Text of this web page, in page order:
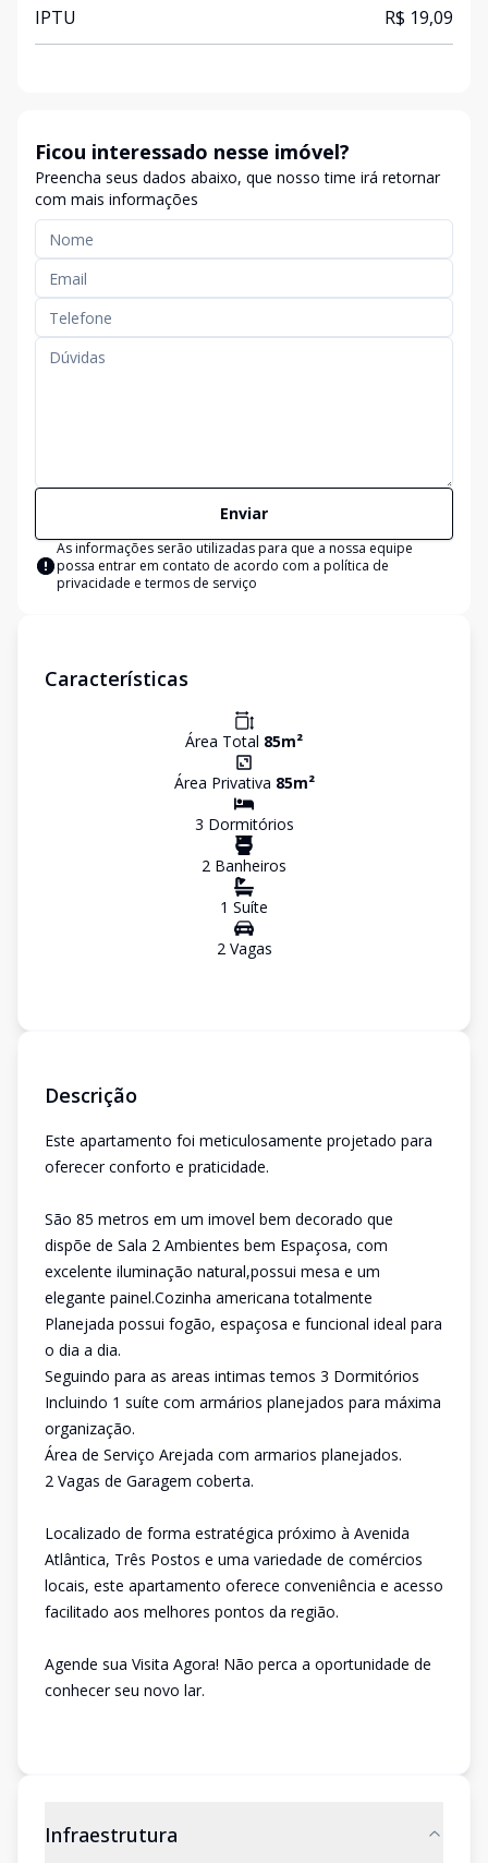
IPTU R$ 19,09
Ficou interessado nesse imóvel?
Preencha seus dados abaixo, que nosso time irá retornar
com mais informações
Enviar
As informações serão utilizadas para que a nossa equipe
possa entrar em contato de acordo com a política de
privacidade e termos de serviço
Características
Área Total 85m²
Área Privativa 85m²
3 Dormitórios
2 Banheiros
1 Suíte
2Vagas
Descrição
Este apartamento foi meticulosamente projetado para
oferecer conforto e praticidade.
São 85 metros em um imovel bem decorado que
dispõe de Sala 2 Ambientes bem Espaçosa, com
excelente iluminação natural,possui mesa e um
elegante painel.Cozinha americana totalmente
Planejada possui fogão, espaçosa e funcional ideal para
o dia a dia.
Seguindo para as areas intimas temos 3 Dormitórios
Incluindo 1 suíte com armários planejados para máxima
organização.
Área de Serviço Arejada com armarios planejados.
2 Vagas de Garagem coberta.
Localizado de forma estratégica próximo à Avenida
Atlântica, Três Postos e uma variedade de comércios
locais, este apartamento oferece conveniência e acesso
facilitado aos melhores pontos da região.
Agende sua Visita Agora! Não perca a oportunidade de
conhecer seu novo lar.
Infraestrutura